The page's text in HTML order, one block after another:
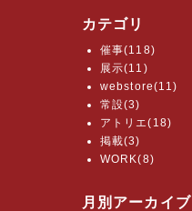
カテゴリ
催事(118)
展示(11)
webstore(11)
常設(3)
アトリエ(18)
掲載(3)
WORK(8)
月別アーカイブ